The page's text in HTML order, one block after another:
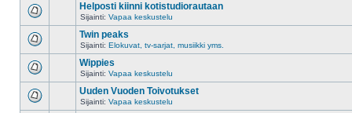
Helposti kiinni kotistudiorautaan
Sijainti: Vapaa keskustelu
Twin peaks
Sijainti: Elokuvat, tv-sarjat, musiikki yms.
Wippies
Sijainti: Vapaa keskustelu
Uuden Vuoden Toivotukset
Sijainti: Vapaa keskustelu